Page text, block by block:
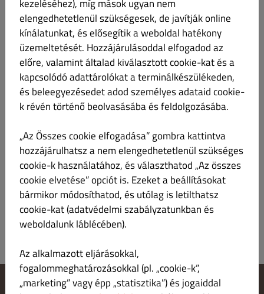
Étlap Munkaidő Információ Kuponok Allergének
GYŰJTSD A PIZZA DOBOZON LÉVŐ KUPONT AZ
AJÁNDÉK PIZZÁÉRT!!!
Amennyiben összegyűlt a 10 db kupon, azt a
következő pizza rendelésekor kérjük jelezni és
futárunknak átadni! A Pizza szerelmeseinek igazi
ajándékkal kedveskedünk...
Kód: Nincs szükség kódra.
kezeléséhez), míg mások ugyan nem
elengedhetetlenül szükségesek, de javítják online
kínálatunkat, és elősegítik a weboldal hatékony
üzemeltetését. Hozzájárulásoddal elfogadod az
előre, valamint általad kiválasztott cookie-kat és a
kapcsolódó adattárolókat a terminálkészülékeden,
és beleegyezésedet adod személyes adataid cookie-
k révén történő beolvasásába és feldolgozásába.
„Az Összes cookie elfogadása” gombra kattintva
hozzájárulhatsz a nem elengedhetetlenül szükséges
cookie-k használatához, és választhatod „Az összes
cookie elvetése” opciót is. Ezeket a beállításokat
bármikor módosíthatod, és utólag is letilthatsz
cookie-kat (adatvédelmi szabályzatunkban és
weboldalunk láblécében).
Az alkalmazott eljárásokkal,
fogalommeghatározásokkal (pl. „cookie-k”,
„marketing” vagy épp „statisztika”) és jogaiddal